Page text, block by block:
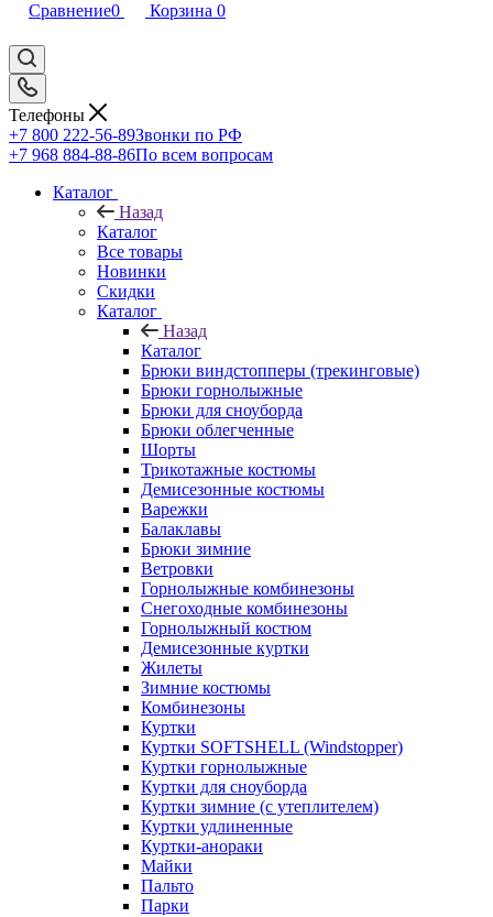
Сравнение0 Корзина 0
Телефоны
+7 800 222-56-89Звонки по РФ
+7 968 884-88-86По всем вопросам
Каталог
Назад
Каталог
Все товары
Новинки
Скидки
Каталог
Назад
Каталог
Брюки виндстопперы (трекинговые)
Брюки горнолыжные
Брюки для сноуборда
Брюки облегченные
Шорты
Трикотажные костюмы
Демисезонные костюмы
Варежки
Балаклавы
Брюки зимние
Ветровки
Горнолыжные комбинезоны
Снегоходные комбинезоны
Горнолыжный костюм
Демисезонные куртки
Жилеты
Зимние костюмы
Комбинезоны
Куртки
Куртки SOFTSHELL (Windstopper)
Куртки горнолыжные
Куртки для сноуборда
Куртки зимние (с утеплителем)
Куртки удлиненные
Куртки-анораки
Майки
Пальто
Парки